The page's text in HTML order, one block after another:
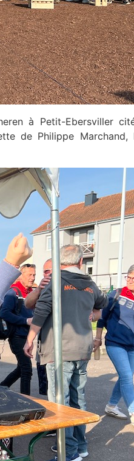
à Petit-Ebersviller
de Philippe